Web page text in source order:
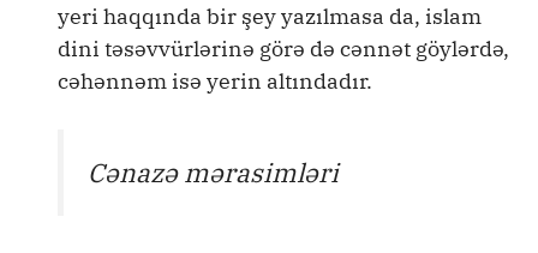
yeri haqqında bir şey yazılmasa da, islam
dini təsəvvürlərinə görə də cənnət göylərdə,
cəhənnəm isə yerin altındadır.
Cənazə mərasimləri